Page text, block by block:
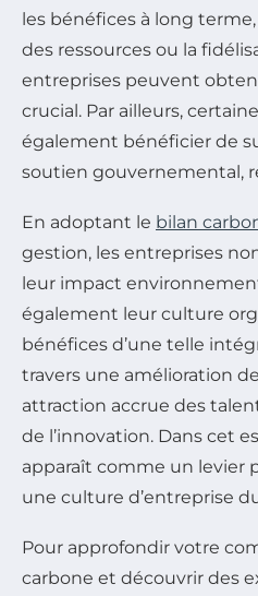
les bénéfices à long
des ressources ou la
entreprises peuvent
crucial. Par ailleurs,
également bénéficier de
soutien gouvernemental,
En adoptant le bilan
gestion, les entreprises
leur impact
également leur culture
bénéfices d’une telle
travers une amélioration
attraction accrue des
de l’innovation. Dans cet
apparaît comme un levier
une culture d’entreprise
Pour approfondir votre
carbone et découvrir des